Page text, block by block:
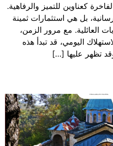
كعناوين للتميز والرفاهية.
بل هي استثمارات ثمينة
العائلية. مع مرور الزمن،
اليومي، قد تبدأ هذه
تظهر عليها […]